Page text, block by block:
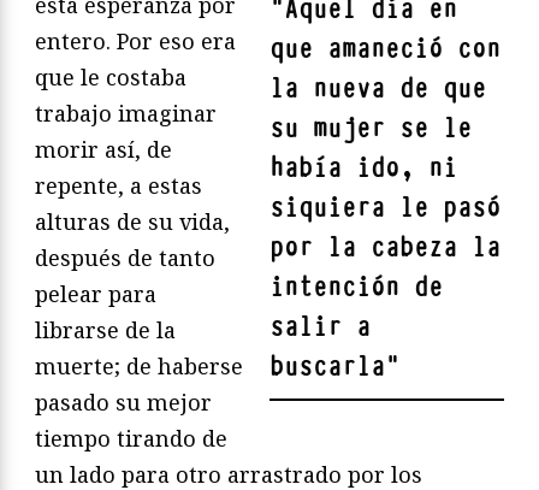
"Aquel día en
que amaneció con
la nueva de que
su mujer se le
había ido, ni
siquiera le pasó
por la cabeza la
intención de
salir a
buscarla"
entero. Por eso era
que le costaba
trabajo imaginar
morir así, de
repente, a estas
alturas de su vida,
después de tanto
pelear para
librarse de la
muerte; de haberse
pasado su mejor
tiempo tirando de
un lado para otro arrastrado por los